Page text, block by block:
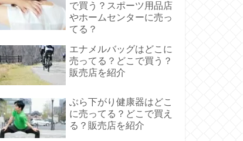
で買う？スポーツ用品店
やホームセンターに売っ
てる？
エナメルバッグはどこに
売ってる？どこで買う？
販売店を紹介
ぶら下がり健康器はどこ
に売ってる？どこで買え
る？販売店を紹介